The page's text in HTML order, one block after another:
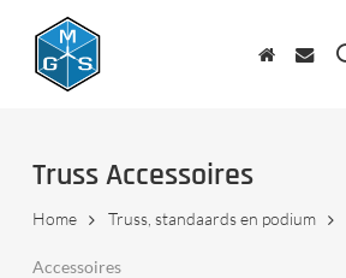
content
Truss Accessoires
Home Truss, standaards en podium
Accessoires